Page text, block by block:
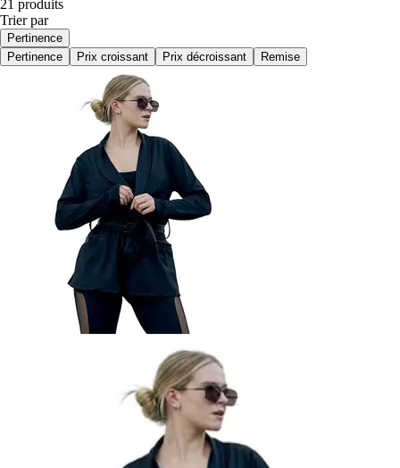
21 produits
Trier par
Pertinence
Pertinence
Prix croissant Prix décroissant Remise